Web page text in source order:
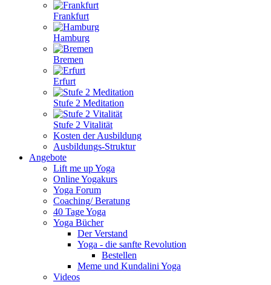
Frankfurt
Hamburg
Bremen
Erfurt
Stufe 2 Meditation
Stufe 2 Vitalität
Kosten der Ausbildung
Ausbildungs-Struktur
Angebote
Lift me up Yoga
Online Yogakurs
Yoga Forum
Coaching/ Beratung
40 Tage Yoga
Yoga Bücher
Der Verstand
Yoga - die sanfte Revolution
Bestellen
Meme und Kundalini Yoga
Videos